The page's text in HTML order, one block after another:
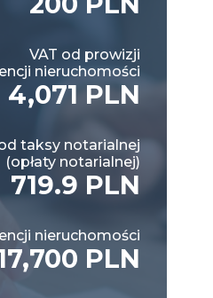
VAT od prowizji
nieruchomości
4,071 PLN
taksy notarialnej
(opłaty notarialnej)
719.9 PLN
nieruchomości
PLN